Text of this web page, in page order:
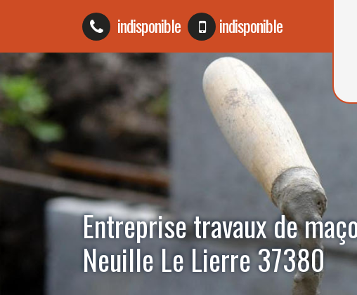
indisponible indisponible
Entreprise travaux de
Neuille Le Lierre 37380